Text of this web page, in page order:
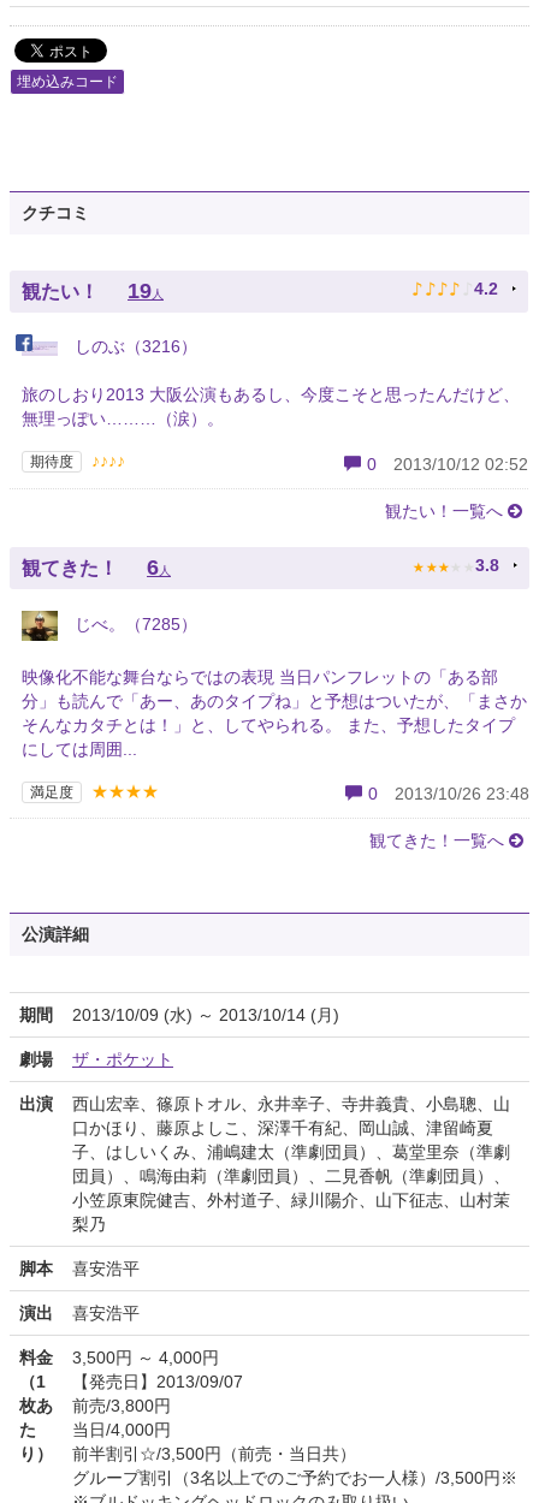
埋め込みコード
クチコミ
観たい！ 19人 ♪ ♪ ♪ ♪ ♪ 4.2
しのぶ（3216）
旅のしおり2013 大阪公演もあるし、今度こそと思ったんだけど、
無理っぽい………（涙）。
期待度 ♪♪♪♪ 0 2013/10/12 02:52
観たい！一覧へ
観てきた！ 6 人 ★ ★ ★ ★ ★ 3.8
じべ。（7285）
映像化不能な舞台ならではの表現 当日パンフレットの「ある部
分」も読んで「あー、あのタイプね」と予想はついたが、「まさか
そんなカタチとは！」と、してやられる。 また、予想したタイプ
にしては周囲...
満足度 ★★★★ 0 2013/10/26 23:48
観てきた！一覧へ
公演詳細
期間 2013/10/09 (水) ～ 2013/10/14 (月)
劇場 ザ・ポケット
出演
西山宏幸、篠原トオル、永井幸子、寺井義貴、小島聰、山
口かほり、藤原よしこ、深澤千有紀、岡山誠、津留崎夏
子、はしいくみ、浦嶋建太（準劇団員）、葛堂里奈（準劇
団員）、鳴海由莉（準劇団員）、二見香帆（準劇団員）、
小笠原東院健吉、外村道子、緑川陽介、山下征志、山村茉
梨乃
脚本 喜安浩平
演出 喜安浩平
料金
（1
枚あ
た
り）
3,500円 ～ 4,000円
【発売日】2013/09/07
前売/3,800円
当日/4,000円
前半割引☆/3,500円（前売・当日共）
グループ割引（3名以上でのご予約でお一人様）/3,500円※